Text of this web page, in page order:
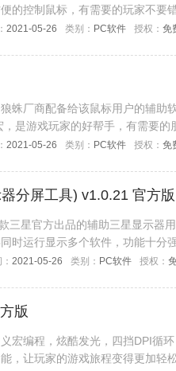
的控制鼠标，有需要的玩家不要
2021-05-26 类别： PC软件 授权： 免
蛛厂商配备给该鼠标用户的辅助
是游戏玩家的好帮手，有需要
2021-05-26 类别： PC软件 授权： 免
分屏工具) v1.0.21 官方版
三星官方出品的辅助三星显示器
时运行显示多个软件，功能十分
下载使用！
2021-05-26 类别： PC软件 授权：
版
宏编程，炫酷发光，四挡DPI循
，让玩家的游戏旅程变得更加轻